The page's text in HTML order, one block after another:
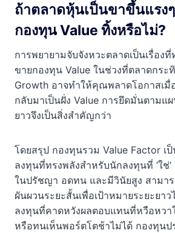
ถ้าตลาดหุ้นเป็นขาขึ้นแรง
กองทุน Value ทิ้งหรือไม่?
การพยายามจับจังหวะตลาดเป็นเรื่อง
ขายกองทุน Value ในช่วงที่ตลาดกระ
Growth อาจทำให้คุณพลาดโอกาสเมื่
กลับมาเป็นฝั่ง Value การยึดมั่นตามแ
ยาวจึงเป็นสิ่งสำคัญกว่า
โดยสรุป กองทุนรวม Value Factor เ
ลงทุนที่ทรงพลังสำหรับนักลงทุนที่ ‘ใช่
ในปรัชญา อดทน และมีวินัยสูง สามา
ผันผวนระยะสั้นเพื่อเป้าหมายระยะยา
ลงทุนที่คาดหวังผลตอบแทนที่หวือหวาใ
หรือทนเห็นพอร์ตโตช้าไม่ได้ กองทุนป